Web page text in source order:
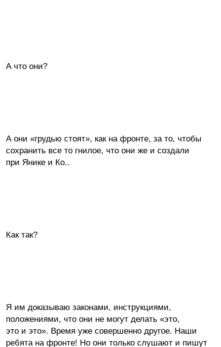
А что они?
А они «грудью стоят», как на фронте, за то, чтобы
сохранить все то гнилое, что они же и создали
при Янике и Ко..
Как так?
Я им доказываю законами, инструкциями,
положениями, что они не могут делать «это,
это и это». Время уже совершенно другое. Наши
ребята на фронте! Но они только слушают и пишут